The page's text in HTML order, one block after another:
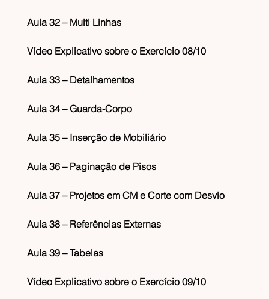
Aula 32 – Multi Linhas
Vídeo Explicativo sobre o Exercício 08/10
Aula 33 – Detalhamentos
Aula 34 – Guarda-Corpo
Aula 35 – Inserção de Mobiliário
Aula 36 – Paginação de Pisos
Aula 37 – Projetos em CM e Corte com Desvio
Aula 38 – Referências Externas
Aula 39 – Tabelas
Vídeo Explicativo sobre o Exercício 09/10